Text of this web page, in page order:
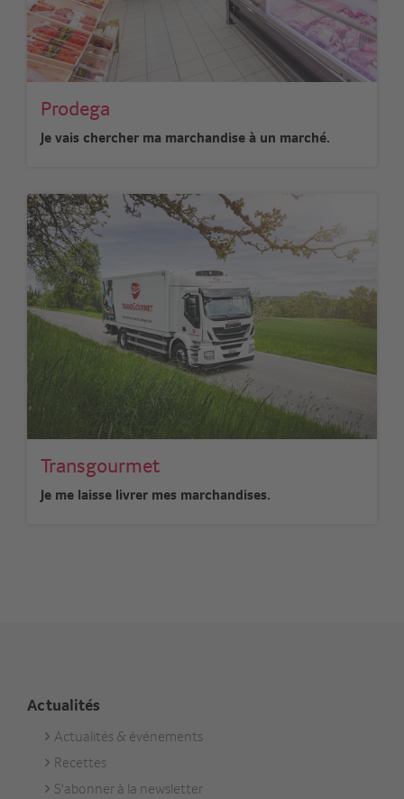
Prodega
Je vais chercher ma marchandise à un marché.
Transgourmet
Je me laisse livrer mes marchandises.
Actualités
Footer
Aktuell
Actualités & événements
Recettes
S'abonner à la newsletter